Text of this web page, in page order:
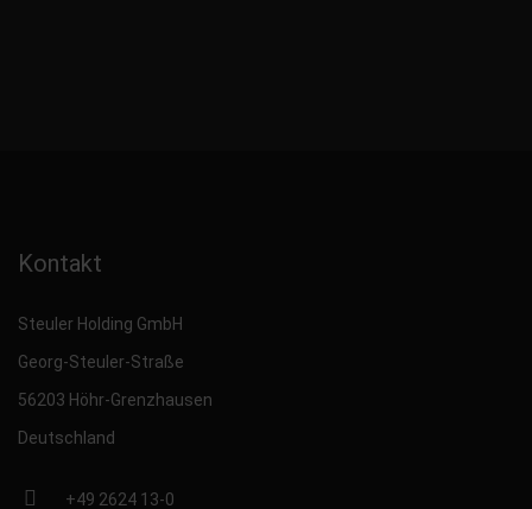
Kontakt
Steuler Holding GmbH
Georg-Steuler-Straße
56203 Höhr-Grenzhausen
Deutschland
+49 2624 13-0